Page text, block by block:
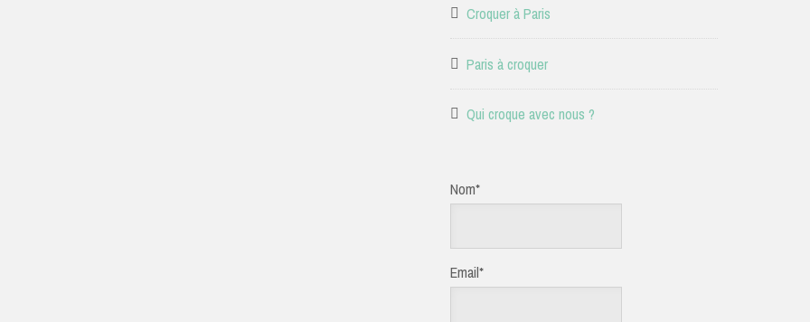
Croquer à Paris
Paris à croquer
Qui croque avec nous ?
Nom*
Email*